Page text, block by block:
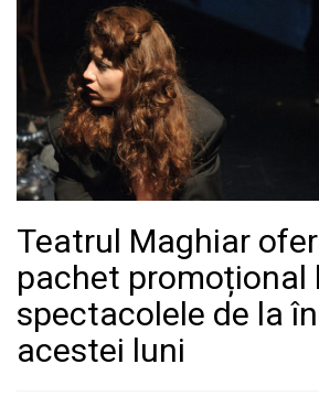
Teatrul Maghiar
pachet promoțional
spectacolele de la
acestei luni